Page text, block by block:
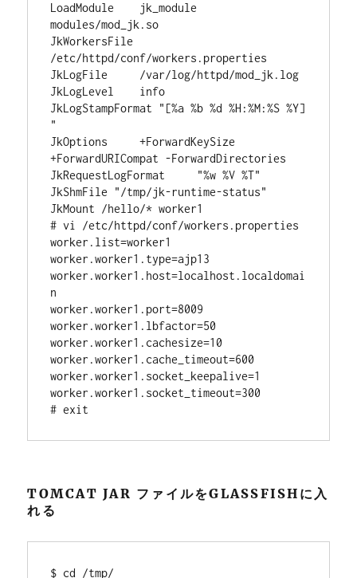
LoadModule    jk_module
modules/mod_jk.so
JkWorkersFile
/etc/httpd/conf/workers.properties
JkLogFile     /var/log/httpd/mod_jk.log
JkLogLevel    info
JkLogStampFormat "[%a %b %d %H:%M:%S %Y]
"
JkOptions     +ForwardKeySize
+ForwardURICompat -ForwardDirectories
JkRequestLogFormat     "%w %V %T"
JkShmFile "/tmp/jk-runtime-status"
JkMount /hello/* worker1
# vi /etc/httpd/conf/workers.properties
worker.list=worker1
worker.worker1.type=ajp13
worker.worker1.host=localhost.localdomai
n
worker.worker1.port=8009
worker.worker1.lbfactor=50
worker.worker1.cachesize=10
worker.worker1.cache_timeout=600
worker.worker1.socket_keepalive=1
worker.worker1.socket_timeout=300
TOMCAT JAR ファイルをGLASSFISHに入
れる
$ cd /tmp/